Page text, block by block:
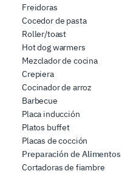
Freidoras
Cocedor de pasta
Roller/toast
Hot dog warmers
Mezclador de cocina
Crepiera
Cocinador de arroz
Barbecue
Placa inducción
Platos buffet
Placas de cocción
Preparación de Alimentos
Cortadoras de fiambre